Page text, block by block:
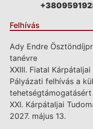
Felhívás
Ady Endre
tanévre
XXIII. Fiatal
Pályázati felhívás a
XXI. Kárpátaljai
2027. május 13.